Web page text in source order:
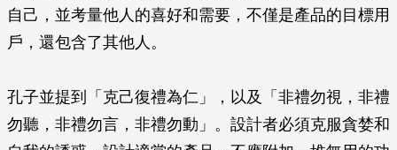
自己，並考量他人的喜好和需要，不僅是產品的目標用
戶，還包含了其他人。
孔子並提到「克己復禮為仁」，以及「非禮勿視，非禮
勿聽，非禮勿言，非禮勿動」。設計者必須克服貪婪和